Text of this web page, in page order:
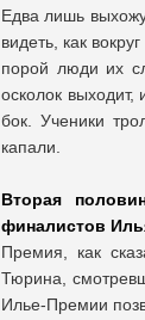
Едва лишь
видеть, как
порой люди их
осколок
бок. Ученики
капали.
Вторая
финалистов
Премия, как
Тюрина,
Илье-Премии